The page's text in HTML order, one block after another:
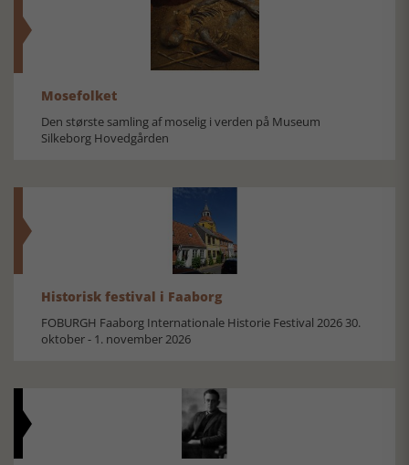
Mosefolket
Den største samling af moselig i verden på Museum
Silkeborg Hovedgården
Historisk festival i Faaborg
FOBURGH Faaborg Internationale Historie Festival 2026 30.
oktober - 1. november 2026